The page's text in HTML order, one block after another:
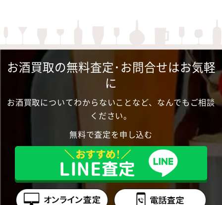
お酒買取の無料査定･お問合せはお気軽
に
お酒買取についてわからないことなど、なんでもご相談
ください。
無料で査定を申し込む